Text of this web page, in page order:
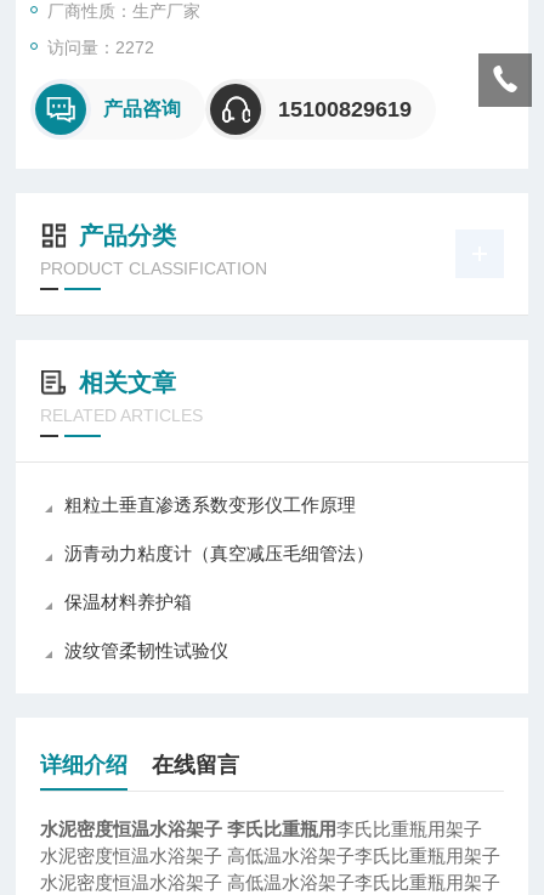
厂商性质：生产厂家
访问量：2272
产品咨询 15100829619
产品分类
PRODUCT CLASSIFICATION
相关文章
RELATED ARTICLES
粗粒土垂直渗透系数变形仪工作原理
沥青动力粘度计（真空减压毛细管法）
保温材料养护箱
波纹管柔韧性试验仪
详细介绍 在线留言
水泥密度恒温水浴架子 李氏比重瓶用李氏比重瓶用架子
水泥密度恒温水浴架子 高低温水浴架子李氏比重瓶用架子
水泥密度恒温水浴架子 高低温水浴架子李氏比重瓶用架子